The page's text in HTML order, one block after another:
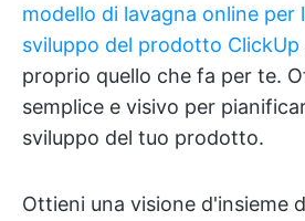
modello di lavagna online per
sviluppo del prodotto ClickUp
proprio quello che fa per te.
semplice e visivo per
sviluppo del tuo prodotto.
Ottieni una visione d'insieme